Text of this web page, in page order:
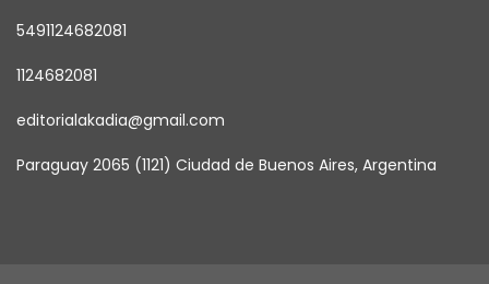
5491124682081
1124682081
editorialakadia@gmail.com
Paraguay 2065 (1121) Ciudad de Buenos Aires, Argentina